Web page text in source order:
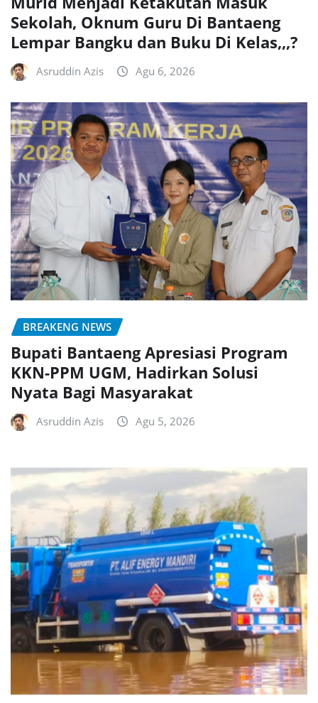
Sekolah, Oknum Guru Di Bantaeng
Lempar Bangku dan Buku Di Kelas,,,?
Asruddin Azis Agu 6, 2026
BREAKENG NEWS
Bupati Bantaeng Apresiasi Program
KKN-PPM UGM, Hadirkan Solusi
Nyata Bagi Masyarakat
Asruddin Azis Agu 5, 2026